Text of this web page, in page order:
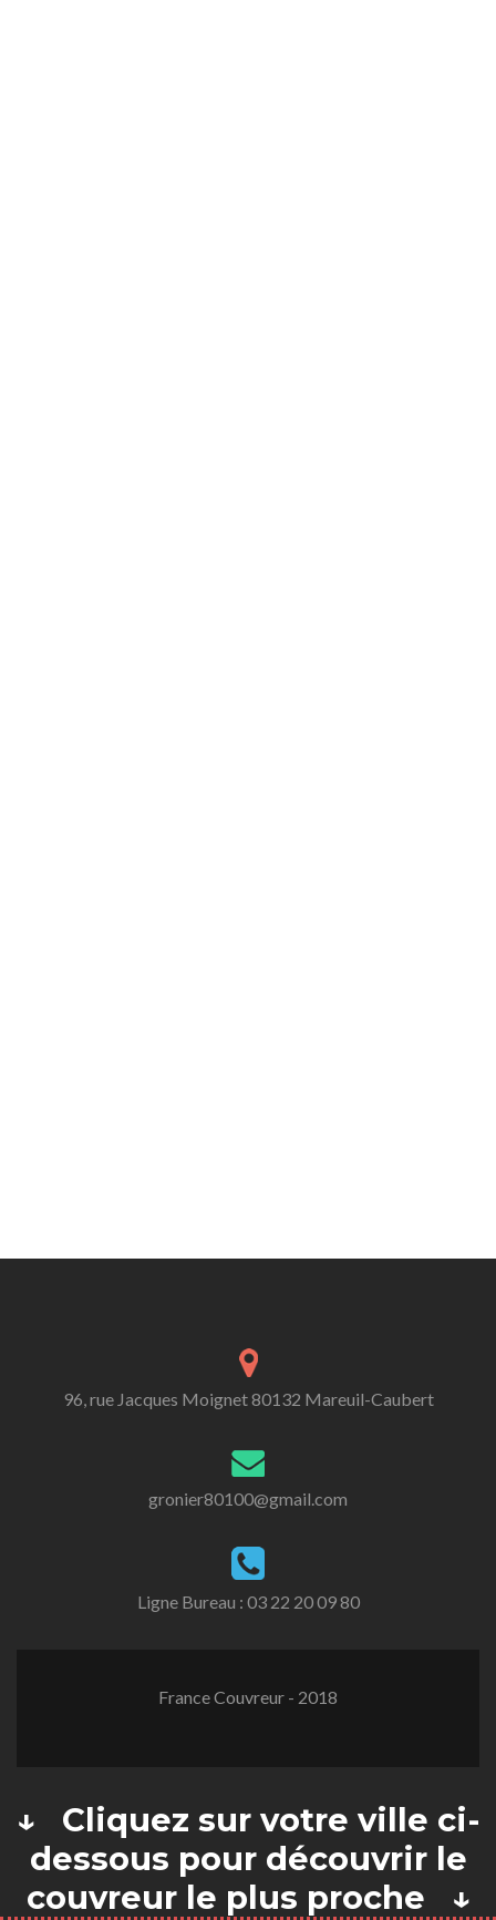
96, rue Jacques Moignet 80132 Mareuil-Caubert
gronier80100@gmail.com
Ligne Bureau : 03 22 20 09 80
France Couvreur - 2018
↓ Cliquez sur votre ville ci-
dessous pour découvrir le
couvreur le plus proche ↓